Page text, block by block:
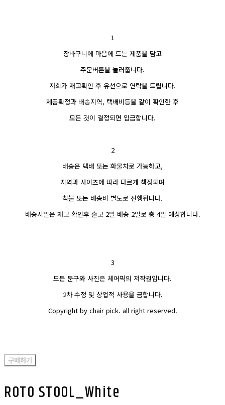
1
장바구니에 마음에 드는 제품을 담고
주문버튼을 눌러줍니다.
저희가 재고확인 후 유선으로 연락을 드립니다.
제품확정과 배송지역, 택배비등을 같이 확인한 후
모든 것이 결정되면 입금합니다.
2
배송은 택배 또는 화물차로 가능하고,
지역과 사이즈에 따라 다르게 책정되며
착불 또는 배송비 별도로 진행됩니다.
배송시일은 재고 확인후 출고 2일 배송 2일로 총 4일 예상합니다.
3
모든 문구와 사진은 체어픽의 저작권입니다.
2차 수정 및 상업적 사용을 금합니다.
Copyright by chair pick. all right reserved.
구매하기
ROTO STOOL_White